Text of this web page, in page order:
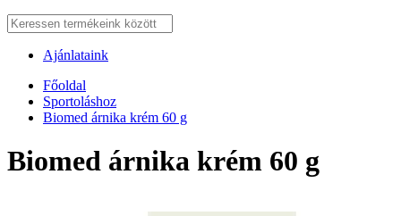
Ajánlataink
Főoldal
Sportoláshoz
Biomed árnika krém 60 g
Biomed árnika krém 60 g